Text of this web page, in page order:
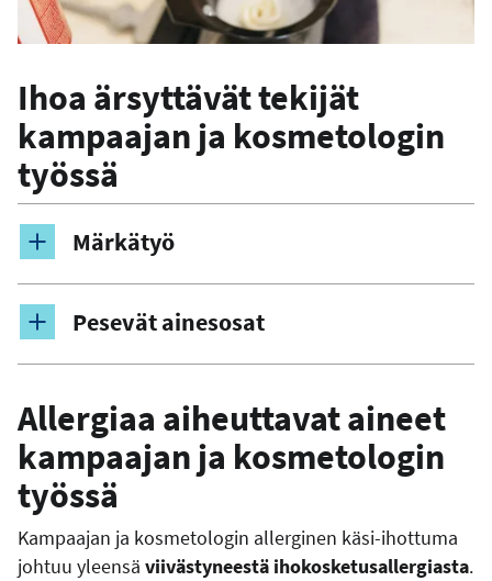
Ihoa ärsyttävät tekijät
kampaajan ja kosmetologin
työssä
Märkätyö
Pesevät ainesosat
Allergiaa aiheuttavat aineet
kampaajan ja kosmetologin
työssä
Kampaajan ja kosmetologin allerginen käsi-ihottuma
johtuu yleensä viivästyneestä ihokosketusallergiasta.